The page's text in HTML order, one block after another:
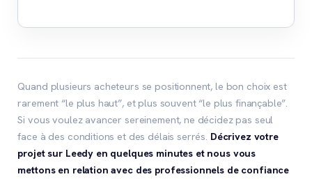
Quand plusieurs acheteurs se positionnent, le bon choix est
rarement “le plus haut”, et plus souvent “le plus finançable”.
Si vous voulez avancer sereinement, ne décidez pas seul
face à des conditions et des délais serrés. Décrivez votre
projet sur Leedy en quelques minutes et nous vous
mettons en relation avec des professionnels de confiance